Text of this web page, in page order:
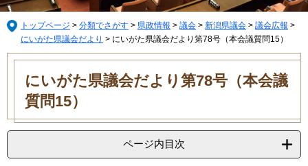
す。
し
て
トップページ > 分類でさがす > 県政情報 > 議会 > 新潟県議会 > 議会広報 >
にいがた県議会だより > にいがた県議会だより第78号（本会議質問15）
本
にいがた県議会だより第78号（本会議
質問15）
ページ内目次